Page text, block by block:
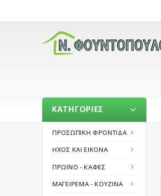
ΚΑΤΗΓΟΡΊΕΣ
ΠΡΟΣΩΠΙΚΉ ΦΡΟΝΤΊΔΑ
ΉΧΟΣ ΚΑΙ ΕΙΚΌΝΑ
ΠΡΩΪΝΌ - ΚΑΦΈΣ
ΜΑΓΕΊΡΕΜΑ - ΚΟΥΖΊΝΑ